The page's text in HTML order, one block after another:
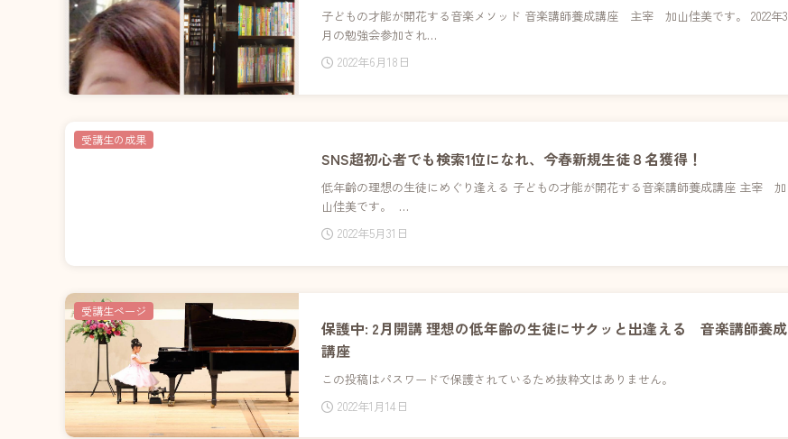
子どもの才能が開花する音楽メソッド 音楽講師養成講座 主宰 加山佳美です。 2022年3
月の勉強会参加され…
2022年6月18日
SNS超初心者でも検索1位になれ、今春新規生徒８名獲得！
低年齢の理想の生徒にめぐり逢える 子どもの才能が開花する音楽講師養成講座 主宰 加
山佳美です。 …
2022年5月31日
受講生の成果
保護中: 2月開講 理想の低年齢の生徒にサクッと出逢える 音楽講師養成
講座
この投稿はパスワードで保護されているため抜粋文はありません。
2022年1月14日
受講生ページ